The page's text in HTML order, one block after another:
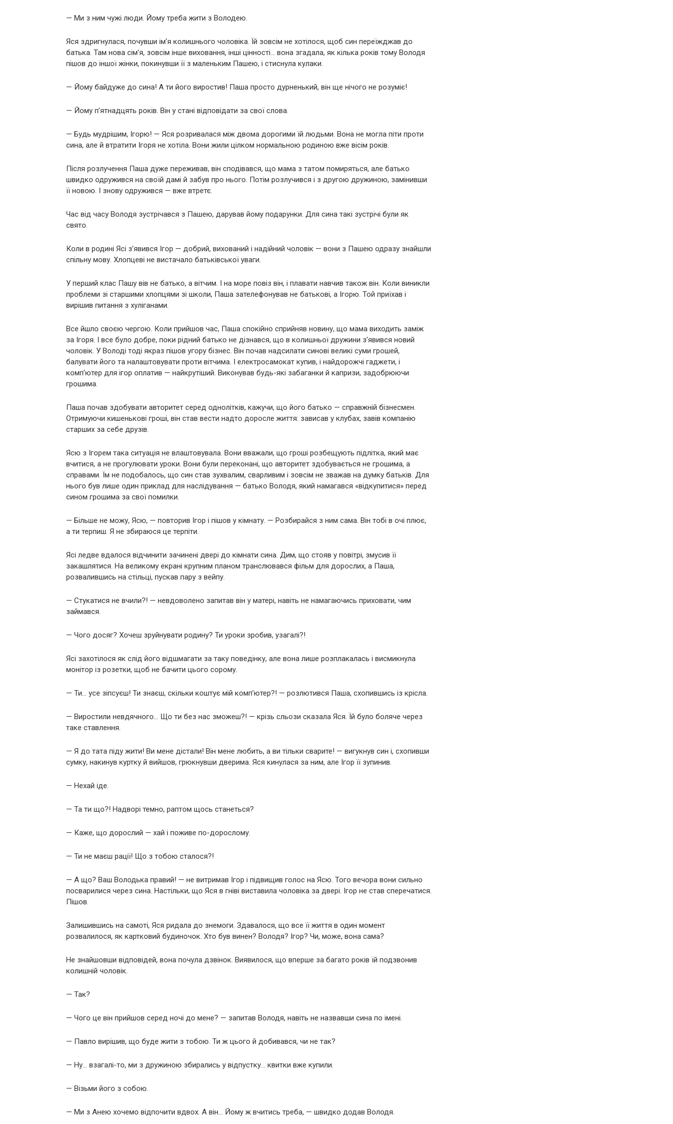
— Ми з ним чужі люди. Йому треба жити з Володею.
Яся здригнулася, почувши ім’я колишнього чоловіка. Їй зовсім не хотілося, щоб син переїжджав до
батька. Там нова сім’я, зовсім інше виховання, інші цінності… вона згадала, як кілька років тому Володя
пішов до іншої жінки, покинувши її з маленьким Пашею, і стиснула кулаки.
— Йому байдуже до сина! А ти його виростив! Паша просто дурненький, він ще нічого не розуміє!
— Йому п’ятнадцять років. Він у стані відповідати за свої слова.
— Будь мудрішим, Ігорю! — Яся розривалася між двома дорогими їй людьми. Вона не могла піти проти
сина, але й втратити Ігоря не хотіла. Вони жили цілком нормальною родиною вже вісім років.
Після розлучення Паша дуже переживав, він сподівався, що мама з татом помиряться, але батько
швидко одружився на своїй дамі й забув про нього. Потім розлучився і з другою дружиною, замінивши
її новою. І знову одружився — вже втретє.
Час від часу Володя зустрічався з Пашею, дарував йому подарунки. Для сина такі зустрічі були як
свято.
Коли в родині Ясі з’явився Ігор — добрий, вихований і надійний чоловік — вони з Пашею одразу знайшли
спільну мову. Хлопцеві не вистачало батьківської уваги.
У перший клас Пашу вів не батько, а вітчим. І на море повіз він, і плавати навчив також він. Коли виникли
проблеми зі старшими хлопцями зі школи, Паша зателефонував не батькові, а Ігорю. Той приїхав і
вирішив питання з хуліганами.
Все йшло своєю чергою. Коли прийшов час, Паша спокійно сприйняв новину, що мама виходить заміж
за Ігоря. І все було добре, поки рідний батько не дізнався, що в колишньої дружини з’явився новий
чоловік. У Володі тоді якраз пішов угору бізнес. Він почав надсилати синові великі суми грошей,
балувати його та налаштовувати проти вітчима. І електросамокат купив, і найдорожчі гаджети, і
комп’ютер для ігор оплатив — найкрутіший. Виконував будь-які забаганки й капризи, задобрюючи
грошима.
Паша почав здобувати авторитет серед однолітків, кажучи, що його батько — справжній бізнесмен.
Отримуючи кишенькові гроші, він став вести надто доросле життя: зависав у клубах, завів компанію
старших за себе друзів.
Ясю з Ігорем така ситуація не влаштовувала. Вони вважали, що гроші розбещують підлітка, який має
вчитися, а не прогулювати уроки. Вони були переконані, що авторитет здобувається не грошима, а
справами. Їм не подобалось, що син став зухвалим, сварливим і зовсім не зважав на думку батьків. Для
нього був лише один приклад для наслідування — батько Володя, який намагався «відкупитися» перед
сином грошима за свої помилки.
— Більше не можу, Ясю, — повторив Ігор і пішов у кімнату. — Розбирайся з ним сама. Він тобі в очі плює,
а ти терпиш. Я не збираюся це терпіти.
Ясі ледве вдалося відчинити зачинені двері до кімнати сина. Дим, що стояв у повітрі, змусив її
закашлятися. На великому екрані крупним планом транслювався фільм для дорослих, а Паша,
розвалившись на стільці, пускав пару з вейпу.
— Стукатися не вчили?! — невдоволено запитав він у матері, навіть не намагаючись приховати, чим
займався.
— Чого досяг? Хочеш зруйнувати родину? Ти уроки зробив, узагалі?!
Ясі захотілося як слід його відшмагати за таку поведінку, але вона лише розплакалась і висмикнула
монітор із розетки, щоб не бачити цього сорому.
— Ти… усе зіпсуєш! Ти знаєш, скільки коштує мій комп’ютер?! — розлютився Паша, схопившись із крісла.
— Виростили невдячного… Що ти без нас зможеш?! — крізь сльози сказала Яся. Їй було боляче через
таке ставлення.
— Я до тата піду жити! Ви мене дістали! Він мене любить, а ви тільки сварите! — вигукнув син і, схопивши
сумку, накинув куртку й вийшов, грюкнувши дверима. Яся кинулася за ним, але Ігор її зупинив.
— Нехай іде.
— Та ти що?! Надворі темно, раптом щось станеться?
— Каже, що дорослий — хай і поживе по-дорослому.
— Ти не маєш рації! Що з тобою сталося?!
— А що? Ваш Володька правий! — не витримав Ігор і підвищив голос на Ясю. Того вечора вони сильно
посварилися через сина. Настільки, що Яся в гніві виставила чоловіка за двері. Ігор не став сперечатися.
Пішов.
Залишившись на самоті, Яся ридала до знемоги. Здавалося, що все її життя в один момент
розвалилося, як картковий будиночок. Хто був винен? Володя? Ігор? Чи, може, вона сама?
Не знайшовши відповідей, вона почула дзвінок. Виявилося, що вперше за багато років їй подзвонив
колишній чоловік.
— Так?
— Чого це він прийшов серед ночі до мене? — запитав Володя, навіть не назвавши сина по імені.
— Павло вирішив, що буде жити з тобою. Ти ж цього й добивався, чи не так?
— Ну… взагалі-то, ми з дружиною збирались у відпустку… квитки вже купили.
— Візьми його з собою.
— Ми з Анею хочемо відпочити вдвох. А він… Йому ж вчитись треба, — швидко додав Володя.